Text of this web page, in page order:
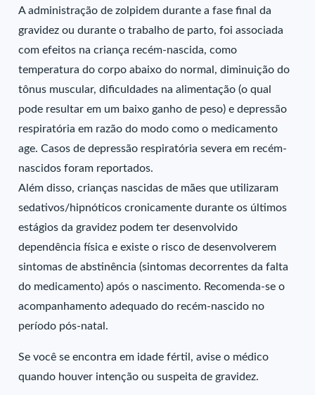
A administração de zolpidem durante a fase final da
gravidez ou durante o trabalho de parto, foi associada
com efeitos na criança recém-nascida, como
temperatura do corpo abaixo do normal, diminuição do
tônus muscular, dificuldades na alimentação (o qual
pode resultar em um baixo ganho de peso) e depressão
respiratória em razão do modo como o medicamento
age. Casos de depressão respiratória severa em recém-
nascidos foram reportados.
Além disso, crianças nascidas de mães que utilizaram
sedativos/hipnóticos cronicamente durante os últimos
estágios da gravidez podem ter desenvolvido
dependência física e existe o risco de desenvolverem
sintomas de abstinência (sintomas decorrentes da falta
do medicamento) após o nascimento. Recomenda-se o
acompanhamento adequado do recém-nascido no
período pós-natal.
Se você se encontra em idade fértil, avise o médico
quando houver intenção ou suspeita de gravidez.